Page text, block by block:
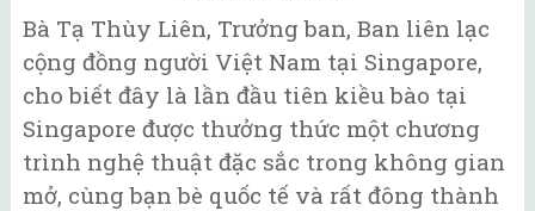
Bà Tạ Thùy Liên, Trưởng ban, Ban liên lạc
cộng đồng người Việt Nam tại Singapore,
cho biết đây là lần đầu tiên kiều bào tại
Singapore được thưởng thức một chương
trình nghệ thuật đặc sắc trong không gian
mở, cùng bạn bè quốc tế và rất đông thành